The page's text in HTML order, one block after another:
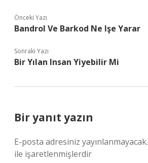
Önceki Yazı
Bandrol Ve Barkod Ne Işe Yarar
Sonraki Yazı
Bir Yılan Insan Yiyebilir Mi
Bir yanıt yazın
E-posta adresiniz yayınlanmayacak.
ile işaretlenmişlerdir